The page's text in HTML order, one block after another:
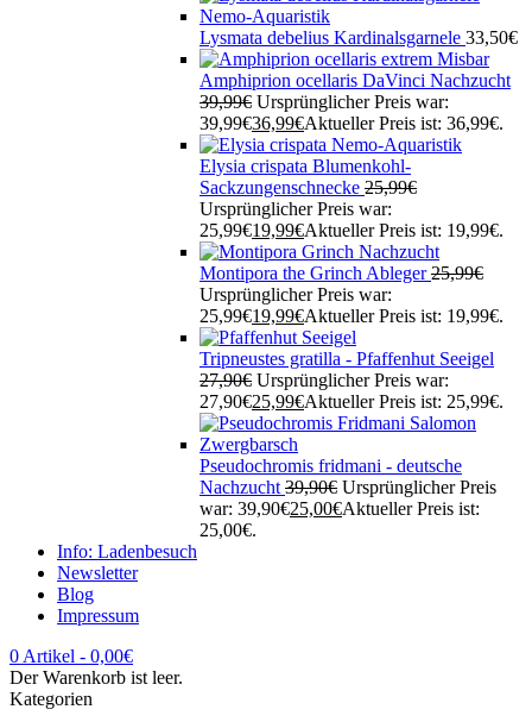
Lysmata debelius Kardinalsgarnele 33,50€
Amphiprion ocellaris DaVinci Nachzucht
39,99€ Ursprünglicher Preis war:
39,99€36,99€Aktueller Preis ist: 36,99€.
Elysia crispata Blumenkohl-
Sackzungenschnecke 25,99€
Ursprünglicher Preis war:
25,99€19,99€Aktueller Preis ist: 19,99€.
Montipora the Grinch Ableger25,99€
Ursprünglicher Preis war:
25,99€19,99€Aktueller Preis ist: 19,99€.
Tripneustes gratilla - Pfaffenhut Seeigel
27,90€ Ursprünglicher Preis war:
27,90€25,99€Aktueller Preis ist: 25,99€.
Pseudochromis fridmani - deutsche
Nachzucht39,90€ Ursprünglicher Preis
war: 39,90€25,00€Aktueller Preis ist:
25,00€.
Info: Ladenbesuch
Newsletter
Blog
Impressum
0 Artikel - 0,00€
Der Warenkorb ist leer.
Kategorien